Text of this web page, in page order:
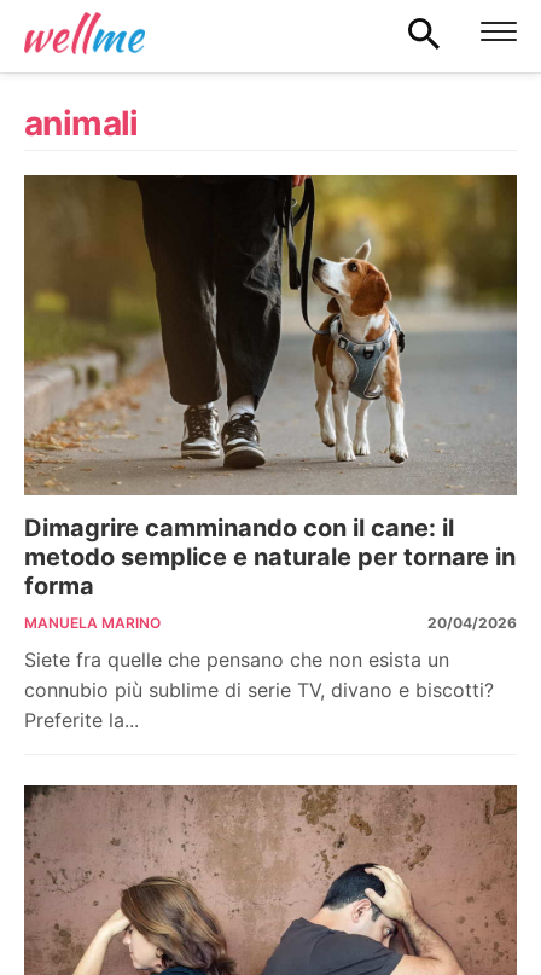
animali
Dimagrire camminando con il cane: il
metodo semplice e naturale per tornare in
forma
MANUELA MARINO 20/04/2026
Siete fra quelle che pensano che non esista un
connubio più sublime di serie TV, divano e biscotti?
Preferite la...